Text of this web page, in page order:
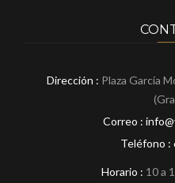
Dirección : Plaza García
Correo :
Teléfono :
Horario : 10 a